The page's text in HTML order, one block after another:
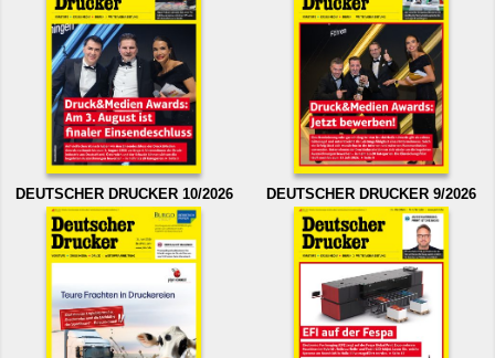
DEUTSCHER DRUCKER 10/2026 DEUTSCHER DRUCKER 9/2026